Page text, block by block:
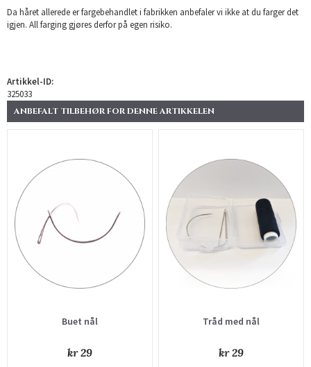
Da håret allerede er fargebehandlet i fabrikken anbefaler vi ikke at du farger det
igjen. All farging gjøres derfor på egen risiko.
Artikkel-ID:
325033
ANBEFALT TILBEHØR FOR DENNE ARTIKKELEN
Buet nål
kr 29
Tråd med nål
kr 29